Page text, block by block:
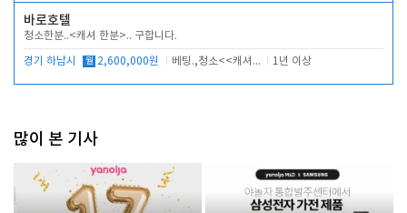
바로호텔
청소한분..<캐셔 한분>.. 구합니다.
경기 하남시 월 2,600,000원 베팅.,청소<<캐셔 모셔봅니다. 1년 이상
많이 본 기사